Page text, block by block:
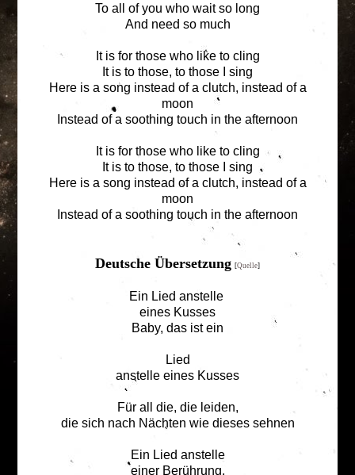
To all of you who wait so long
And need so much
It is for those who like to cling
It is to those, to those I sing
Here is a song instead of a clutch, instead of a
moon
Instead of a soothing touch in the afternoon
It is for those who like to cling
It is to those, to those I sing
Here is a song instead of a clutch, instead of a
moon
Instead of a soothing touch in the afternoon
Deutsche Übersetzung [Quelle]
Ein Lied anstelle
eines Kusses
Baby, das ist ein
Lied
anstelle eines Kusses
Für all die, die leiden,
die sich nach Nächten wie dieses sehnen
Ein Lied anstelle
einer Berührung,